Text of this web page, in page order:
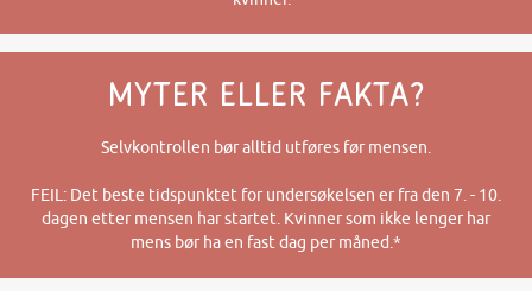
MYTER ELLER FAKTA?​
Selvkontrollen bør alltid utføres før mensen.
FEIL: Det beste tidspunktet for undersøkelsen er fra den 7. - 10.
dagen etter mensen har startet. Kvinner som ikke lenger har
mens bør ha en fast dag per måned.*